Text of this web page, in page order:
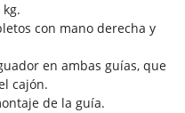
con mano derecha y
en ambas guías, que
cajón.
de la guía.